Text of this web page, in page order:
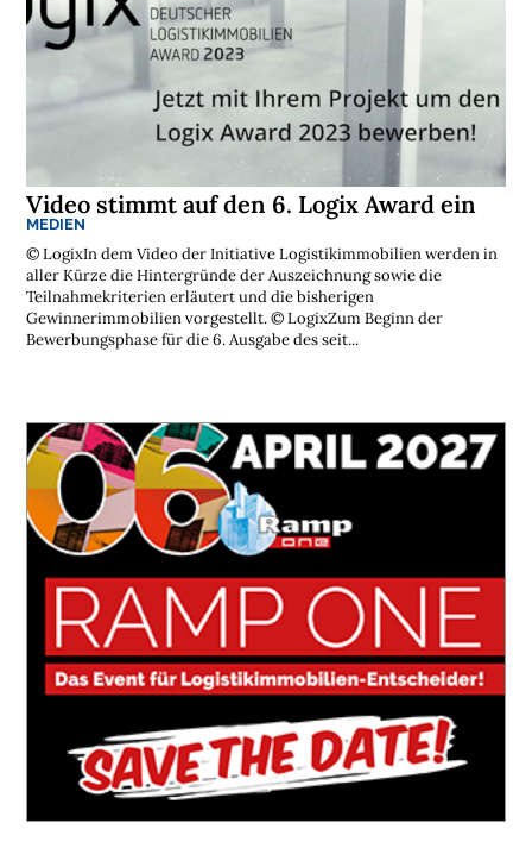
Video stimmt auf den 6. Logix Award ein
MEDIEN
© LogixIn dem Video der Initiative Logistikimmobilien werden in
aller Kürze die Hintergründe der Auszeichnung sowie die
Teilnahmekriterien erläutert und die bisherigen
Gewinnerimmobilien vorgestellt. © LogixZum Beginn der
Bewerbungsphase für die 6. Ausgabe des seit...